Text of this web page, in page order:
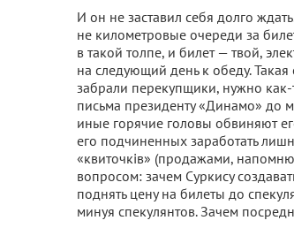
И он не заставил себя долго
не километровые очереди за
в такой толпе, и билет — твой,
на следующий день к обеду.
забрали перекупщики, нужно как-
письма президенту «Динамо» до
иные горячие головы обвиняют
его подчиненных заработать
«квиточків» (продажами,
вопросом: зачем Суркису
поднять цену на билеты до
минуя спекулянтов. Зачем